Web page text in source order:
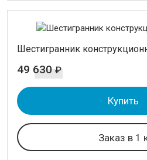
Шестигранник
49 630 ₽
Купить
Заказ в 1